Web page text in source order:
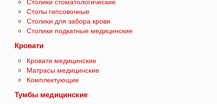
Столы гипсовочные
Столики для забора крови
Столики подкатные медицинские
Кровати
Кровати медицинские
Матрасы медицинские
Комплектующие
Тумбы медицинские